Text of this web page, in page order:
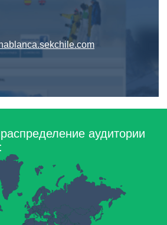
аудитории